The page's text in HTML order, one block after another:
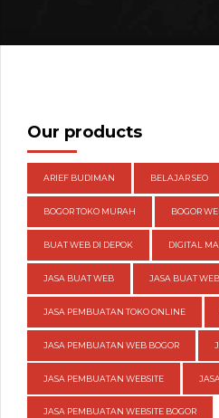
Our products
ARIEF BUDIMAN BELAJAR SEO
BOGOR TOKO MURAH BOGOR
BUAT WEB DI DEPOK DIGITAL
JASA BUAT WEB JASA BUAT
JASA PEMBUATAN TOKO ONLINE
JASA PEMBUATAN WEB BOGOR
JASA PEMBUATAN WEBSITE
JASA PEMBUATAN WEBSITE BOGOR